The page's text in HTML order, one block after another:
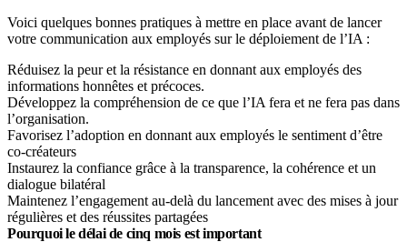
Voici quelques bonnes pratiques à mettre en place avant de lancer
votre communication aux employés sur le déploiement de l’IA :
Réduisez la peur et la résistance en donnant aux employés des
informations honnêtes et précoces.
Développez la compréhension de ce que l’IA fera et ne fera pas dans
l’organisation.
Favorisez l’adoption en donnant aux employés le sentiment d’être
co-créateurs
Instaurez la confiance grâce à la transparence, la cohérence et un
dialogue bilatéral
Maintenez l’engagement au-delà du lancement avec des mises à jour
régulières et des réussites partagées
Pourquoi le délai de cinq mois est important